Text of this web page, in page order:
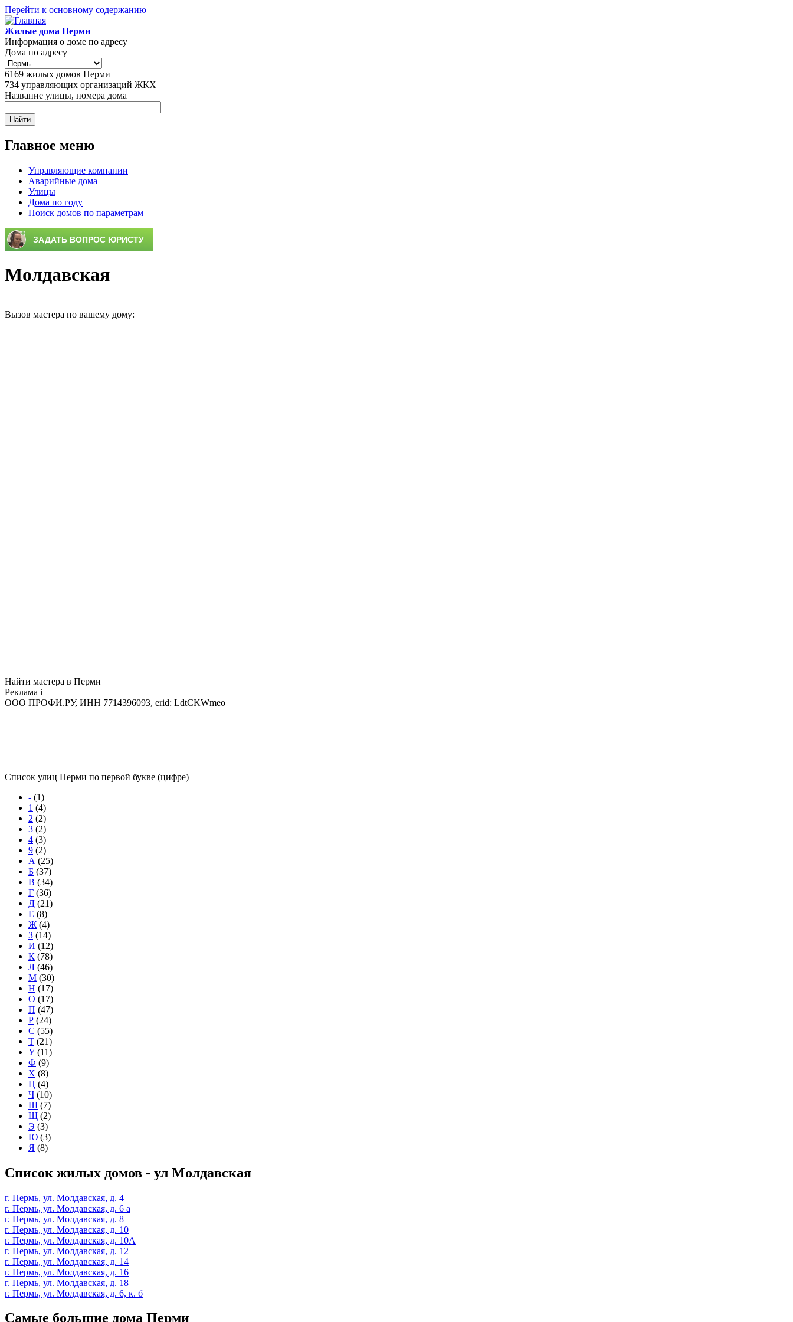
Перейти к основному содержанию
Жилые дома Перми
Информация о доме по адресу
Дома по адресу
6169 жилых домов Перми
734 управляющих организаций ЖКХ
Название улицы, номера дома
Главное меню
Управляющие компании
Аварийные дома
Улицы
Дома по году
Поиск домов по параметрам
Молдавская
Вызов мастера по вашему дому:
Найти мастера в Перми
Реклама i
ООО ПРОФИ.РУ, ИНН 7714396093, erid: LdtCKWmeo
Список улиц Перми по первой букве (цифре)
- (1)
1 (4)
2 (2)
3 (2)
4 (3)
9 (2)
А (25)
Б (37)
В (34)
Г (36)
Д (21)
Е (8)
Ж (4)
З (14)
И (12)
К (78)
Л (46)
М (30)
Н (17)
О (17)
П (47)
Р (24)
С (55)
Т (21)
У(11)
Ф (9)
Х (8)
Ц (4)
Ч (10)
Ш (7)
Щ (2)
Э (3)
Ю (3)
Я (8)
Список жилых домов - ул Молдавская
г. Пермь, ул. Молдавская, д. 4
г. Пермь, ул. Молдавская, д. 6 а
г. Пермь, ул. Молдавская, д. 8
г. Пермь, ул. Молдавская, д. 10
г. Пермь, ул. Молдавская, д. 10А
г. Пермь, ул. Молдавская, д. 12
г. Пермь, ул. Молдавская, д. 14
г. Пермь, ул. Молдавская, д. 16
г. Пермь, ул. Молдавская, д. 18
г. Пермь, ул. Молдавская, д. 6, к. б
Самые большие дома Перми